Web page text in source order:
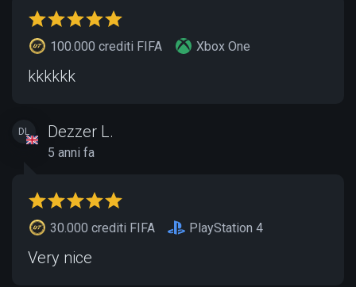
100.000 crediti FIFA Xbox One
kkkkkk
DL Dezzer L.
5 anni fa
30.000 crediti FIFA PlayStation 4
Very nice